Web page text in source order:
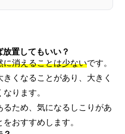
置してもいい？
に消えることは少ないです。
くなることがあり、大きく
ります。
るため、気になるしこりがあ
おすすめします。